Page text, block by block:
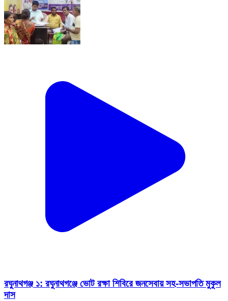
রঘুনাথগঞ্জ ১: রঘুনাথগঞ্জে ভোট রক্ষা শিবিরে জনসেবায় সহ-সভাপতি মুকুল
দাস